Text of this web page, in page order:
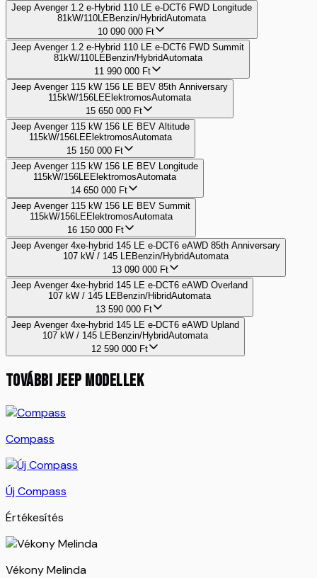
Jeep Avenger 1.2 e-Hybrid 110 LE e-DCT6 FWD Longitude
81kW/110LEBenzin/HybridAutomata
10 090 000 Ft
Jeep Avenger 1.2 e-Hybrid 110 LE e-DCT6 FWD Summit
81kW/110LEBenzin/HybridAutomata
11 990 000Ft
Jeep Avenger 115 kW 156 LE BEV 85th Anniversary
115kW/156LEElektromosAutomata
15 650 000 Ft
Jeep Avenger 115 kW 156 LE BEV Altitude
115kW/156LEElektromosAutomata
15 150 000 Ft
Jeep Avenger 115 kW 156 LE BEV Longitude
115kW/156LEElektromosAutomata
14 650 000 Ft
Jeep Avenger 115 kW 156 LE BEV Summit
115kW/156LEElektromosAutomata
16 150 000Ft
Jeep Avenger 4xe-hybrid 145 LE e-DCT6 eAWD 85th Anniversary
107 kW / 145 LEBenzin/HybridAutomata
13 090 000 Ft
Jeep Avenger 4xe-hybrid 145 LE e-DCT6 eAWD Overland
107 kW / 145 LEBenzin/HibridAutomata
13 590 000 Ft
Jeep Avenger 4xe-hybrid 145 LE e-DCT6 eAWD Upland
107 kW / 145 LEBenzin/HybridAutomata
12 590 000 Ft
TOVÁBBIJEEP MODELLEK
Compass
Új Compass
Értékesítés
Vékony Melinda